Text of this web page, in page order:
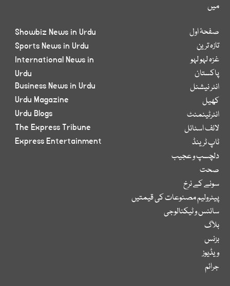
میں
صفحۂ اول
تازہ ترین
غزہ لہو لہو
پاکستان
انٹر نیشنل
کھیل
انٹرٹینمنٹ
لائف اسٹائل
ٹاپ ٹرینڈ
دلچسپ و عجیب
صحت
سونے کے نرخ
پیٹرولیم مصنوعات کی قیمتیں
سائنس و ٹیکنالوجی
بلاگ
بزنس
ویڈیوز
جرائم
Showbiz News in Urdu
Sports News in Urdu
International News in
Urdu
Business News in Urdu
Urdu Magazine
Urdu Blogs
The Express Tribune
Express Entertainment